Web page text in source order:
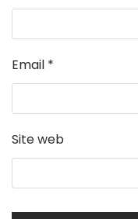
Email *
Site web